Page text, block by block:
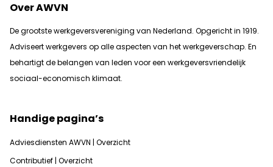
Over AWVN
De grootste werkgeversvereniging van Nederland. Opgericht in 1919.
Adviseert werkgevers op alle aspecten van het werkgeverschap. En
behartigt de belangen van leden voor een werkgeversvriendelijk
sociaal-economisch klimaat.
Handige pagina’s
Adviesdiensten AWVN | Overzicht
Contributief | Overzicht